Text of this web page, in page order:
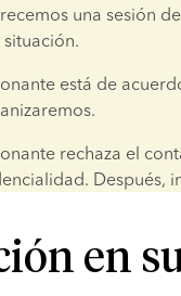
una sesión
situación.
está de
rechaza el
Después,
en